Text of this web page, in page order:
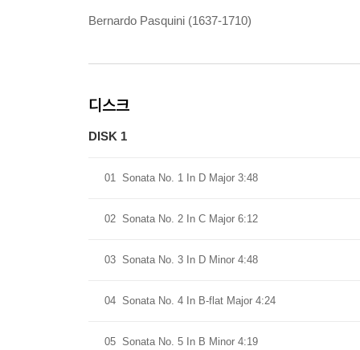
Bernardo Pasquini (1637-1710)
디스크
DISK 1
01 Sonata No. 1 In D Major 3:48
02 Sonata No. 2 In C Major 6:12
03 Sonata No. 3 In D Minor 4:48
04 Sonata No. 4 In B-flat Major 4:24
05 Sonata No. 5 In B Minor 4:19